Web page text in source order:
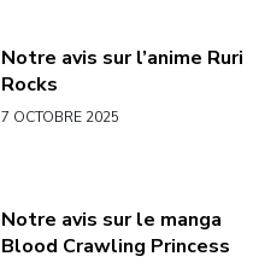
Notre avis sur l’anime Ruri
Rocks
7 OCTOBRE 2025
Notre avis sur le manga
Blood Crawling Princess